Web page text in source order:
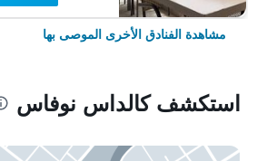
مشاهدة الفنادق الأخرى الموصى بها
استكشف كالداس نوفاس